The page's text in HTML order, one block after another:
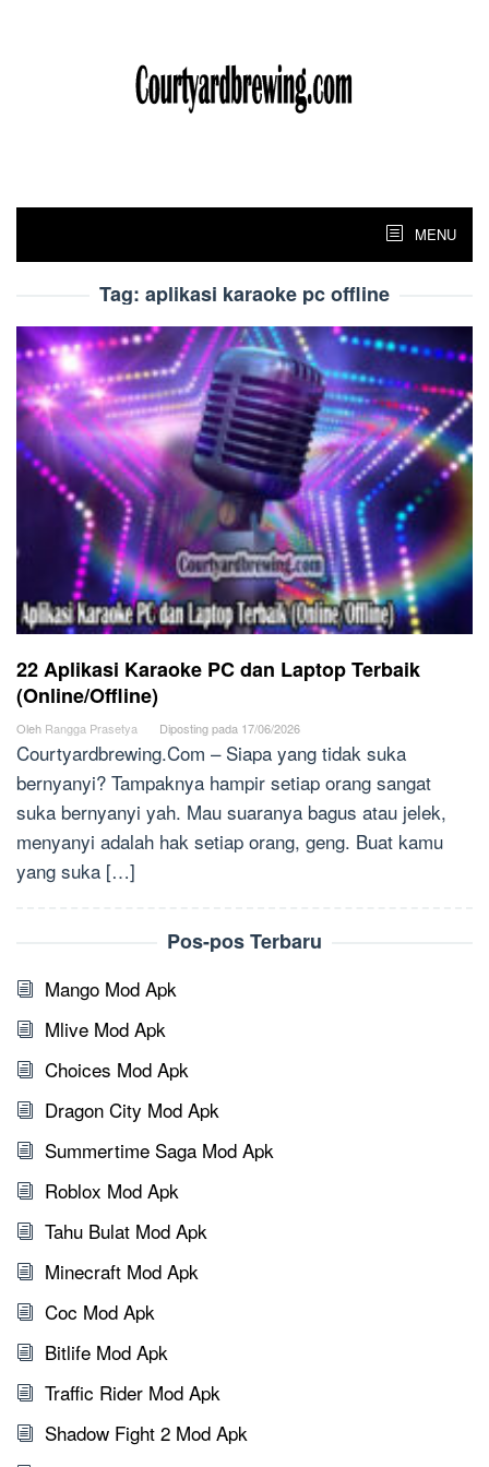
MENU
Tag: aplikasi karaoke pc offline
22 Aplikasi Karaoke PC dan Laptop Terbaik
(Online/Offline)
Oleh Rangga Prasetya Diposting pada 17/06/2026
Courtyardbrewing.Com – Siapa yang tidak suka
bernyanyi? Tampaknya hampir setiap orang sangat
suka bernyanyi yah. Mau suaranya bagus atau jelek,
menyanyi adalah hak setiap orang, geng. Buat kamu
yang suka […]
Pos-pos Terbaru
Mango Mod Apk
Mlive Mod Apk
Choices Mod Apk
Dragon City Mod Apk
Summertime Saga Mod Apk
Roblox Mod Apk
Tahu Bulat Mod Apk
Minecraft Mod Apk
Coc Mod Apk
Bitlife Mod Apk
Traffic Rider Mod Apk
Shadow Fight 2 Mod Apk